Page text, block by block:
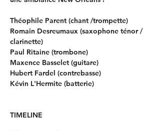
Théophile Parent (chant /trompette)
Romain Desreumaux (saxophone ténor /
clarinette)
Paul Ritaine (trombone)
Maxence Basselet (guitare)
Hubert Fardel (contrebasse)
Kévin L'Hermite (batterie)
TIMELINE